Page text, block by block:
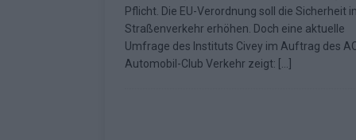
Fazit zum ESC 2026 KOMMENTAR
Pflicht. Die EU-Verordnung soll die Sicherheit
Straßenverkehr erhöhen. Doch eine aktuelle
Umfrage des Instituts Civey im Auftrag des
Automobil-Club Verkehr zeigt: